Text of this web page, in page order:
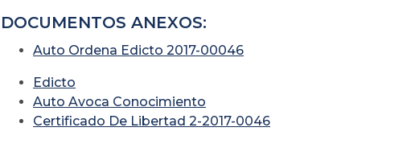
DOCUMENTOS ANEXOS:
Auto Ordena Edicto 2017-00046
Edicto
Auto Avoca Conocimiento
Certificado De Libertad 2-2017-0046